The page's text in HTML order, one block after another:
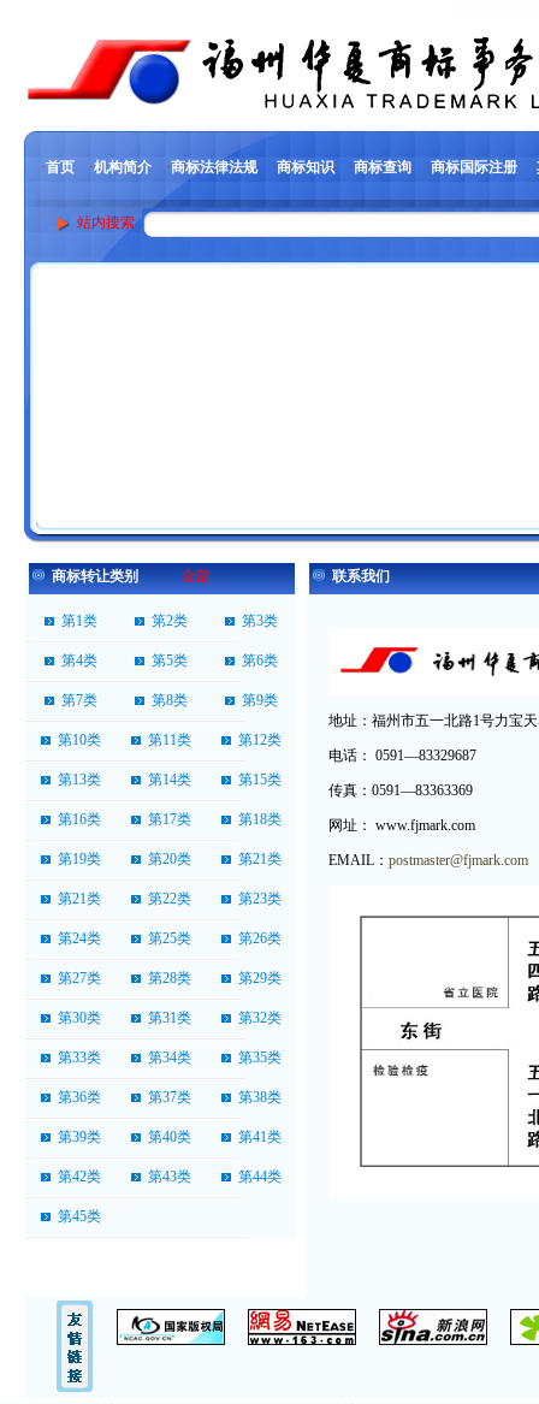
·首页 ·机构简介 ·商标法律法规 ·商标知识 ·商标查询 ·商标国际注册 ·
站内搜索
商标转让类别 全部
第1类 第2类 第3类
第4类 第5类 第6类
第7类 第8类 第9类
第10类 第11类 第12类
第13类 第14类 第15类
第16类 第17类 第18类
第19类 第20类 第21类
第21类 第22类 第23类
第24类 第25类 第26类
第27类 第28类 第29类
第30类 第31类 第32类
第33类 第34类 第35类
第36类 第37类 第38类
第39类 第40类 第41类
第42类 第43类 第44类
第45类
联系我们
地址：福州市五一北路1号力宝
电话： 0591—83329687
传真：0591—83363369
网址： www.fjmark.com
EMAIL： postmaster@fjmark.com